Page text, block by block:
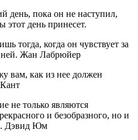
день, пока он не наступил,
этот день принесет.
тогда, когда он чувствует за
ней. Жан Лабрюйер
вам, как из нее должен
не только являются
и безобразного, но и
Дэвид Юм